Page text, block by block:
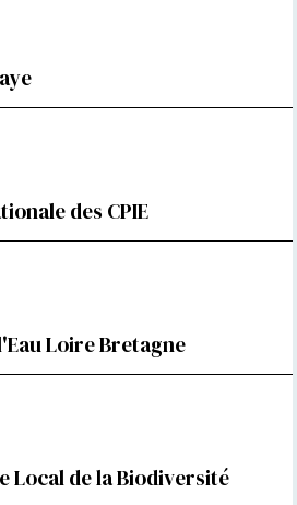
des CPIE
Loire Bretagne
Local de la Biodiversité